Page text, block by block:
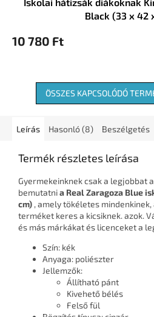
Black (33 x 42
10 780 Ft
ÖSSZES KAPCSOLÓDÓ
Leírás Hasonló (8) Beszélgetés
Termék részletes leírása
Gyermekeinknek csak a legjobbat
bemutatnia Real Zaragoza Blue
cm) , amely tökéletes
terméket keres a kicsiknek. azok.
és más márkákat és licenceket a
Szín: kék
Anyaga: poliészter
Jellemzők:
Állítható pánt
Kivehető bélés
Felső fül